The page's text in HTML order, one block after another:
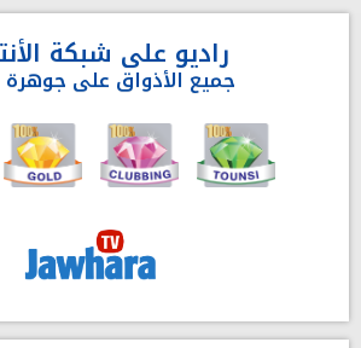
راديو على شبكة
جميع الأذواق على